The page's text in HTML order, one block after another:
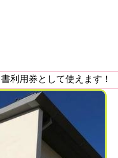
利用券として使えます！